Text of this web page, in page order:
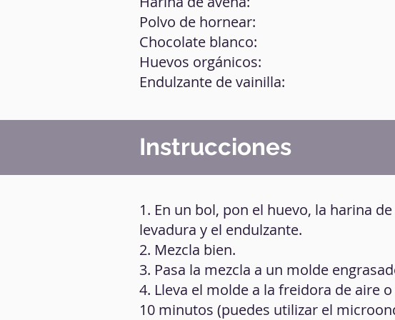
Polvo de hornear:
Chocolate blanco:
Huevos orgánicos:
Endulzante de vainilla:
Instrucciones
1. En un bol, pon el huevo, la harina
levadura y el endulzante.
2. Mezcla bien.
3. Pasa la mezcla a un molde
4. Lleva el molde a la freidora de aire
10 minutos (puedes utilizar el